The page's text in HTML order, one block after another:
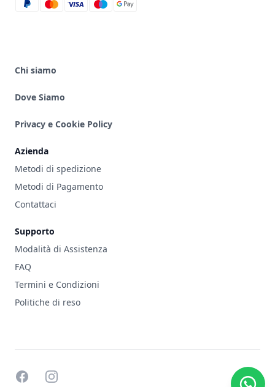
paypal
mastercard
visa
maestro
google_pay
Chi siamo
Dove Siamo
Privacy e Cookie Policy
Azienda
Metodi di spedizione
Metodi di Pagamento
Contattaci
Supporto
Modalità di Assistenza
FAQ
Termini e Condizioni
Politiche di reso
facebookinstagram